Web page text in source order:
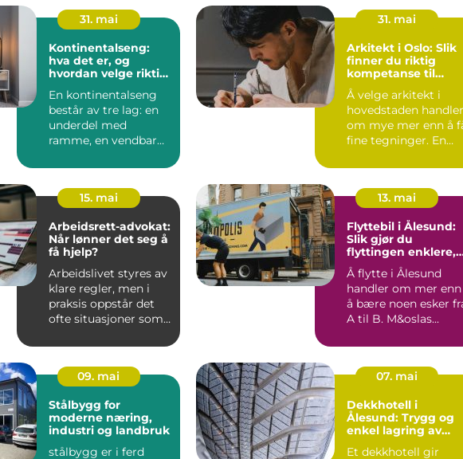
31. mai
Kontinentalseng:
hva det er, og
hvordan velge riktig
En kontinentalseng
består av tre lag: en
underdel med
ramme, en vendbar
overmadra...
31. mai
Arkitekt i Oslo: Slik
finner du riktig
kompetanse til
prosjektet ditt
Å velge arkitekt i
hovedstaden handler
om mye mer enn å
fine tegninger. En
15. mai
Arbeidsrett-advokat:
Når lønner det seg å
få hjelp?
Arbeidslivet styres av
klare regler, men i
praksis oppstår det
ofte situasjoner som
13. mai
Flyttebil i Ålesund:
Slik gjør du
flyttingen enklere,
tryggere og mer
effektiv
Å flytte i Ålesund
handler om mer enn
å bære noen esker
A til B. M&oslas...
09. mai
Stålbygg for
moderne næring,
industri og landbruk
stålbygg er i ferd
07. mai
Dekkhotell i
Ålesund: Trygg og
enkel lagring av
Et dekkhotell gir